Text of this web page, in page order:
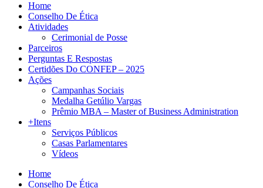
Home
Conselho De Ética
Atividades
Cerimonial de Posse
Parceiros
Perguntas E Respostas
Certidões Do CONFEP – 2025
Ações
Campanhas Sociais
Medalha Getúlio Vargas
Prêmio MBA – Master of Business Administration
+Itens
Serviços Públicos
Casas Parlamentares
Vídeos
Home
Conselho De Ética